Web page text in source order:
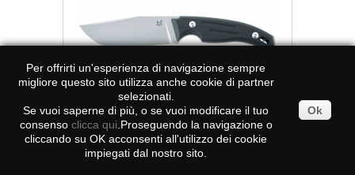
FOX OCTOPUS VULGARIS FX-510 Design by...
Per offrirti un'esperienza di navigazione sempre
migliore questo sito utilizza anche cookie di partner
selezionati.
Se vuoi saperne di più, o se vuoi modificare il tuo
consenso clicca qui .Proseguendo la navigazione o
cliccando su OK acconsenti all'utilizzo dei cookie
impiegati dal nostro sito.
Ok